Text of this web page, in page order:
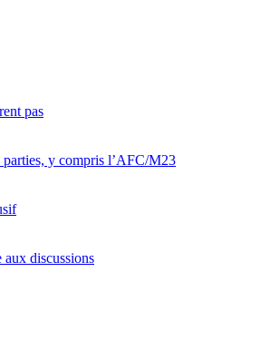
pas
y compris l’AFC/M23
discussions